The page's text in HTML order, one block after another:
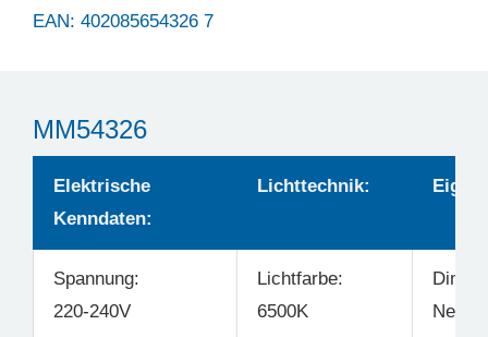
EAN: 402085654326 7
MM54326
Elektrische
Kenndaten:
Lichttechnik:
Spannung:
220-240V
Lichtfarbe:
6500K
Nein